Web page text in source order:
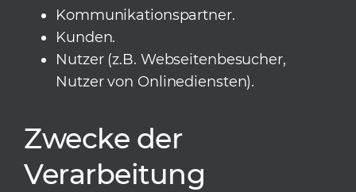
Kommunikationspartner.
Kunden.
Nutzer (z.B. Webseitenbesucher,
Nutzer von Onlinediensten).
Zwecke der
Verarbeitung